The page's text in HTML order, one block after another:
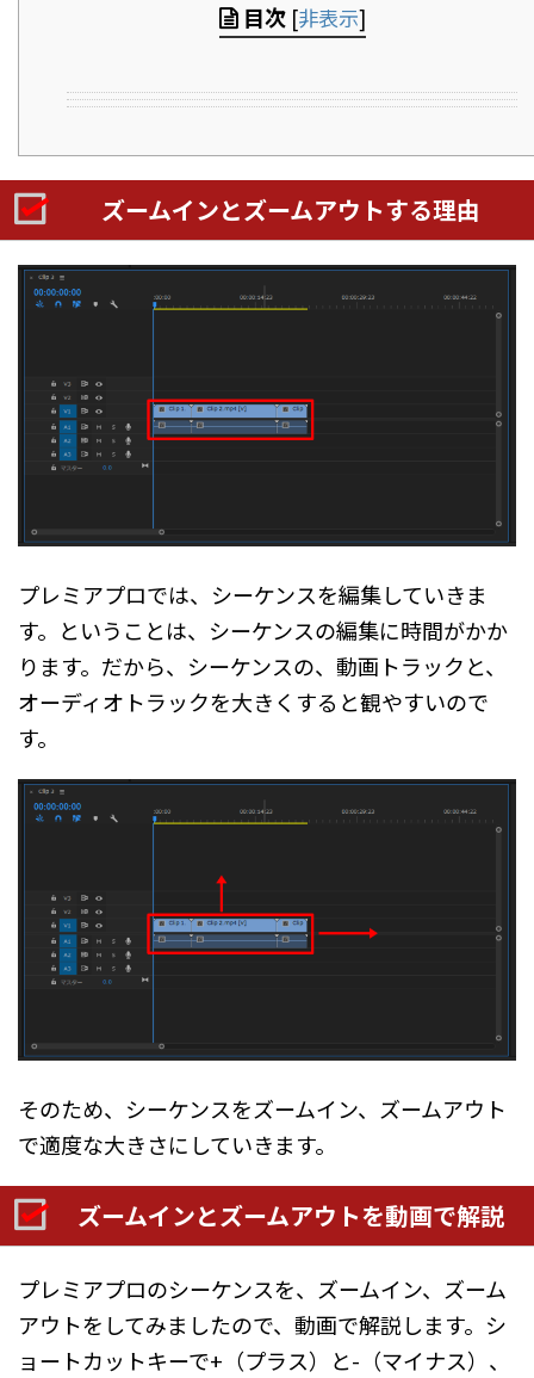
目次 [非表示]
ズームインとズームアウトする理由
プレミアプロでは、シーケンスを編集していきま
す。ということは、シーケンスの編集に時間がかか
ります。だから、シーケンスの、動画トラックと、
オーディオトラックを大きくすると観やすいので
す。
そのため、シーケンスをズームイン、ズームアウト
で適度な大きさにしていきます。
ズームインとズームアウトを動画で解説
プレミアプロのシーケンスを、ズームイン、ズーム
アウトをしてみましたので、動画で解説します。シ
ョートカットキーで+（プラス）と-（マイナス）、